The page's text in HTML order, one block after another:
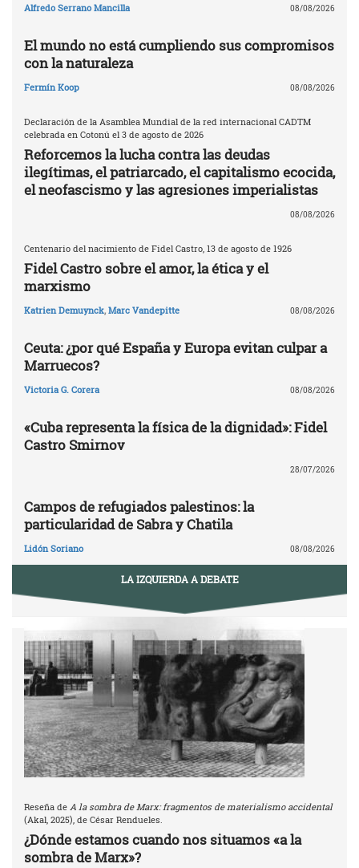
Alfredo Serrano Mancilla 08/08/2026
El mundo no está cumpliendo sus compromisos
con la naturaleza
Fermín Koop 08/08/2026
Declaración de la Asamblea Mundial de la red internacional CADTM
celebrada en Cotonú el 3 de agosto de 2026
Reforcemos la lucha contra las deudas
ilegítimas, el patriarcado, el capitalismo ecocida,
el neofascismo y las agresiones imperialistas
08/08/2026
Centenario del nacimiento de Fidel Castro, 13 de agosto de 1926
Fidel Castro sobre el amor, la ética y el
marxismo
Katrien Demuynck, Marc Vandepitte 08/08/2026
Ceuta: ¿por qué España y Europa evitan culpar a
Marruecos?
Victoria G. Corera 08/08/2026
«Cuba representa la física de la dignidad»: Fidel
Castro Smirnov
28/07/2026
Campos de refugiados palestinos: la
particularidad de Sabra y Chatila
Lidón Soriano 08/08/2026
LA IZQUIERDA A DEBATE
Reseña de A la sombra de Marx: fragmentos de materialismo accidental
(Akal, 2025), de César Rendueles.
¿Dónde estamos cuando nos situamos «a la
sombra de Marx»?